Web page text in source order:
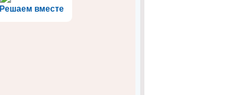
Решаем вместе